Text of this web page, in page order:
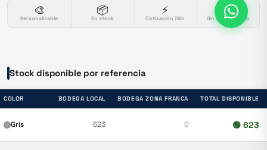
🎨
Personalizable
📦
En stock
⚡
Cotización 24h
🔒
Sin compromiso
Stock disponible por referencia
COLOR BODEGA LOCAL BODEGA ZONA FRANCA TOTAL DISPONIBLE
Gris 623 0 🟢 623